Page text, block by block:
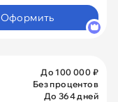
Оформить
До 100 000 ₽
Без процентов
До 364 дней